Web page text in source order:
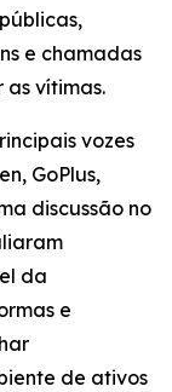
e chamadas
vítimas.
vozes
GoPlus,
discussão no
da
e
de ativos